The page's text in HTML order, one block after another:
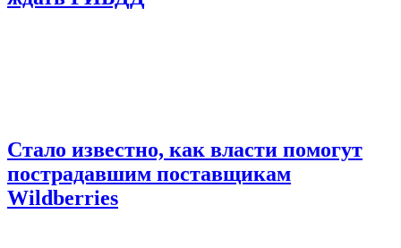
Стало известно, как власти помогут
пострадавшим поставщикам
Wildberries